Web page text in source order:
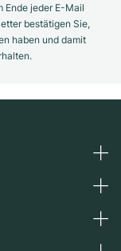
Ende jeder E-Mail
bestätigen Sie,
haben und damit